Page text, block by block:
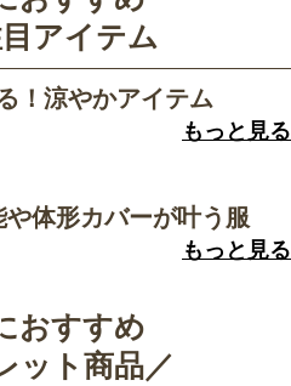
アイテム
！涼やかアイテム
もっと見る
体形カバーが叶う服
もっと見る
おすすめ
ット商品／